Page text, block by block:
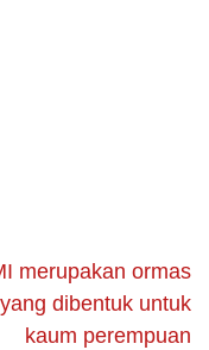
merupakan ormas
yang dibentuk untuk
kaum perempuan